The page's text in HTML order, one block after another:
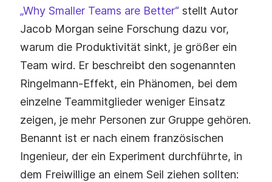
„Why Smaller Teams are Better“ stellt Autor
Jacob Morgan seine Forschung dazu vor,
warum die Produktivität sinkt, je größer ein
Team wird. Er beschreibt den sogenannten
Ringelmann‑Effekt, ein Phänomen, bei dem
einzelne Teammitglieder weniger Einsatz
zeigen, je mehr Personen zur Gruppe gehören.
Benannt ist er nach einem französischen
Ingenieur, der ein Experiment durchführte, in
dem Freiwillige an einem Seil ziehen sollten: